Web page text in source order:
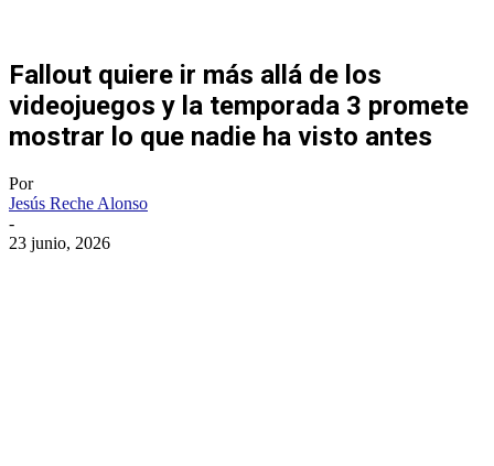
Fallout quiere ir más allá de los
videojuegos y la temporada 3 promete
mostrar lo que nadie ha visto antes
Por
Jesús Reche Alonso
-
23 junio, 2026